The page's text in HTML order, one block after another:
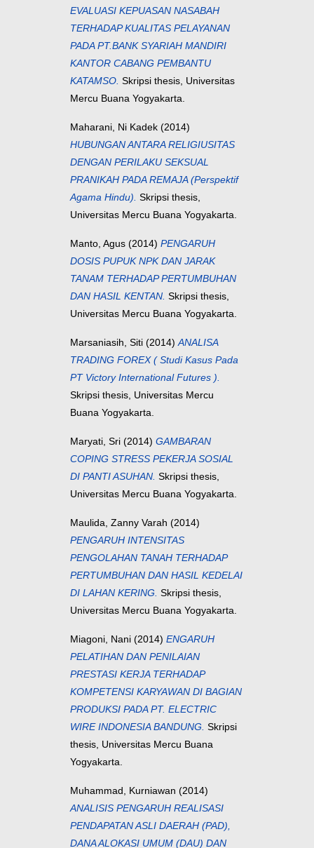
EVALUASI KEPUASAN NASABAH
TERHADAP KUALITAS PELAYANAN
PADA PT.BANK SYARIAH MANDIRI
KANTOR CABANG PEMBANTU
KATAMSO. Skripsi thesis, Universitas
Mercu Buana Yogyakarta.
Maharani, Ni Kadek (2014)
HUBUNGAN ANTARA RELIGIUSITAS
DENGAN PERILAKU SEKSUAL
PRANIKAH PADA REMAJA (Perspektif
Agama Hindu). Skripsi thesis,
Universitas Mercu Buana Yogyakarta.
Manto, Agus (2014) PENGARUH
DOSIS PUPUK NPK DAN JARAK
TANAM TERHADAP PERTUMBUHAN
DAN HASIL KENTAN. Skripsi thesis,
Universitas Mercu Buana Yogyakarta.
Marsaniasih, Siti (2014)ANALISA
TRADING FOREX ( Studi Kasus Pada
PT Victory International Futures ).
Skripsi thesis, Universitas Mercu
Buana Yogyakarta.
Maryati, Sri (2014) GAMBARAN
COPING STRESS PEKERJA SOSIAL
DI PANTI ASUHAN. Skripsi thesis,
Universitas Mercu Buana Yogyakarta.
Maulida, Zanny Varah (2014)
PENGARUH INTENSITAS
PENGOLAHAN TANAH TERHADAP
PERTUMBUHAN DAN HASIL KEDELAI
DI LAHAN KERING. Skripsi thesis,
Universitas Mercu Buana Yogyakarta.
Miagoni, Nani (2014) ENGARUH
PELATIHAN DAN PENILAIAN
PRESTASI KERJA TERHADAP
KOMPETENSI KARYAWAN DI BAGIAN
PRODUKSI PADA PT. ELECTRIC
WIRE INDONESIA BANDUNG. Skripsi
thesis, Universitas Mercu Buana
Yogyakarta.
Muhammad, Kurniawan (2014)
ANALISIS PENGARUH REALISASI
PENDAPATAN ASLI DAERAH (PAD),
DANA ALOKASI UMUM (DAU) DAN